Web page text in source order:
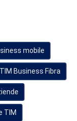
mobile
Business Fibra
TIM